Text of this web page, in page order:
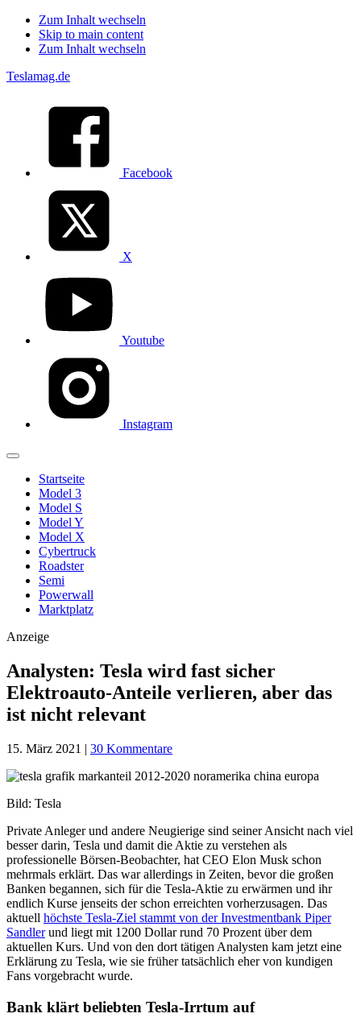
Zum Inhalt wechseln
Skip to main content
Zum Inhalt wechseln
Teslamag.de
Facebook
X
Youtube
Instagram
Startseite
Model 3
Model S
Model Y
Model X
Cybertruck
Roadster
Semi
Powerwall
Marktplatz
Anzeige
Analysten: Tesla wird fast sicher
Elektroauto-Anteile verlieren, aber das
ist nicht relevant
15. März 2021 | 30 Kommentare
Bild: Tesla
Private Anleger und andere Neugierige sind seiner Ansicht nach viel
besser darin, Tesla und damit die Aktie zu verstehen als
professionelle Börsen-Beobachter, hat CEO Elon Musk schon
mehrmals erklärt. Das war allerdings in Zeiten, bevor die großen
Banken begannen, sich für die Tesla-Aktie zu erwärmen und ihr
endlich Kurse jenseits der schon erreichten vorherzusagen. Das
aktuell höchste Tesla-Ziel stammt von der Investmentbank Piper
Sandlerund liegt mit 1200 Dollar rund 70 Prozent über dem
aktuellen Kurs. Und von den dort tätigen Analysten kam jetzt eine
Erklärung zu Tesla, wie sie früher tatsächlich eher von kundigen
Fans vorgebracht wurde.
Bank klärt beliebten Tesla-Irrtum auf